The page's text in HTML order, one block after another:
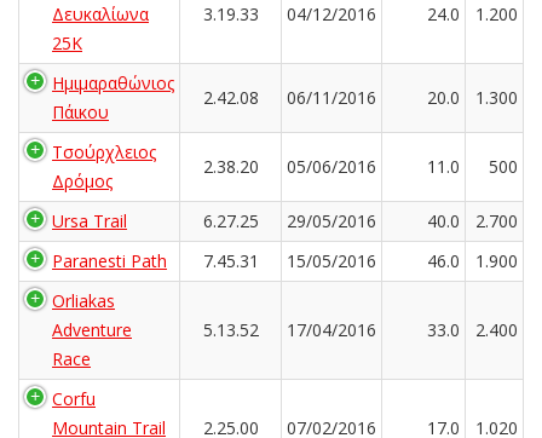
Δευκαλίωνα
25K
3.19.33 04/12/2016 24.0 1.200
Ημιμαραθώνιος
Πάικου
2.42.08 06/11/2016 20.0 1.300
Τσούρχλειος
Δρόμος
2.38.20 05/06/2016 11.0 500
Ursa Trail 6.27.25 29/05/2016 40.0
2.700
Paranesti Path
7.45.31 15/05/2016 46.0
1.900
Orliakas
Adventure
Race
5.13.52 17/04/2016 33.0 2.400
Corfu
Mountain Trail
2.25.00 07/02/2016 17.0 1.020